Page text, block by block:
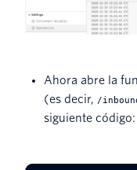
Ahora abre la
(es decir, /
siguiente código: